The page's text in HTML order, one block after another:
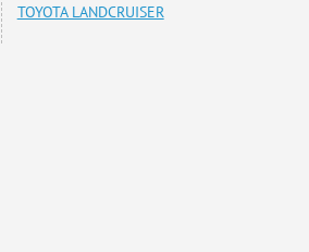
TOYOTA LANDCRUISER